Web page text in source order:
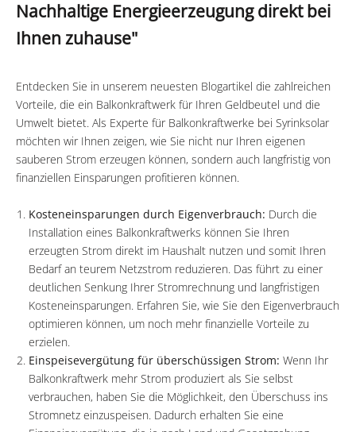
Nachhaltige Energieerzeugung direkt bei
Ihnen zuhause"
Entdecken Sie in unserem neuesten Blogartikel die zahlreichen
Vorteile, die ein Balkonkraftwerk für Ihren Geldbeutel und die
Umwelt bietet. Als Experte für Balkonkraftwerke bei Syrinksolar
möchten wir Ihnen zeigen, wie Sie nicht nur Ihren eigenen
sauberen Strom erzeugen können, sondern auch langfristig von
finanziellen Einsparungen profitieren können.
Kosteneinsparungen durch Eigenverbrauch: Durch die
Installation eines Balkonkraftwerks können Sie Ihren
erzeugten Strom direkt im Haushalt nutzen und somit Ihren
Bedarf an teurem Netzstrom reduzieren. Das führt zu einer
deutlichen Senkung Ihrer Stromrechnung und langfristigen
Kosteneinsparungen. Erfahren Sie, wie Sie den Eigenverbrauch
optimieren können, um noch mehr finanzielle Vorteile zu
erzielen.
Einspeisevergütung für überschüssigen Strom: Wenn Ihr
Balkonkraftwerk mehr Strom produziert als Sie selbst
verbrauchen, haben Sie die Möglichkeit, den Überschuss ins
Stromnetz einzuspeisen. Dadurch erhalten Sie eine